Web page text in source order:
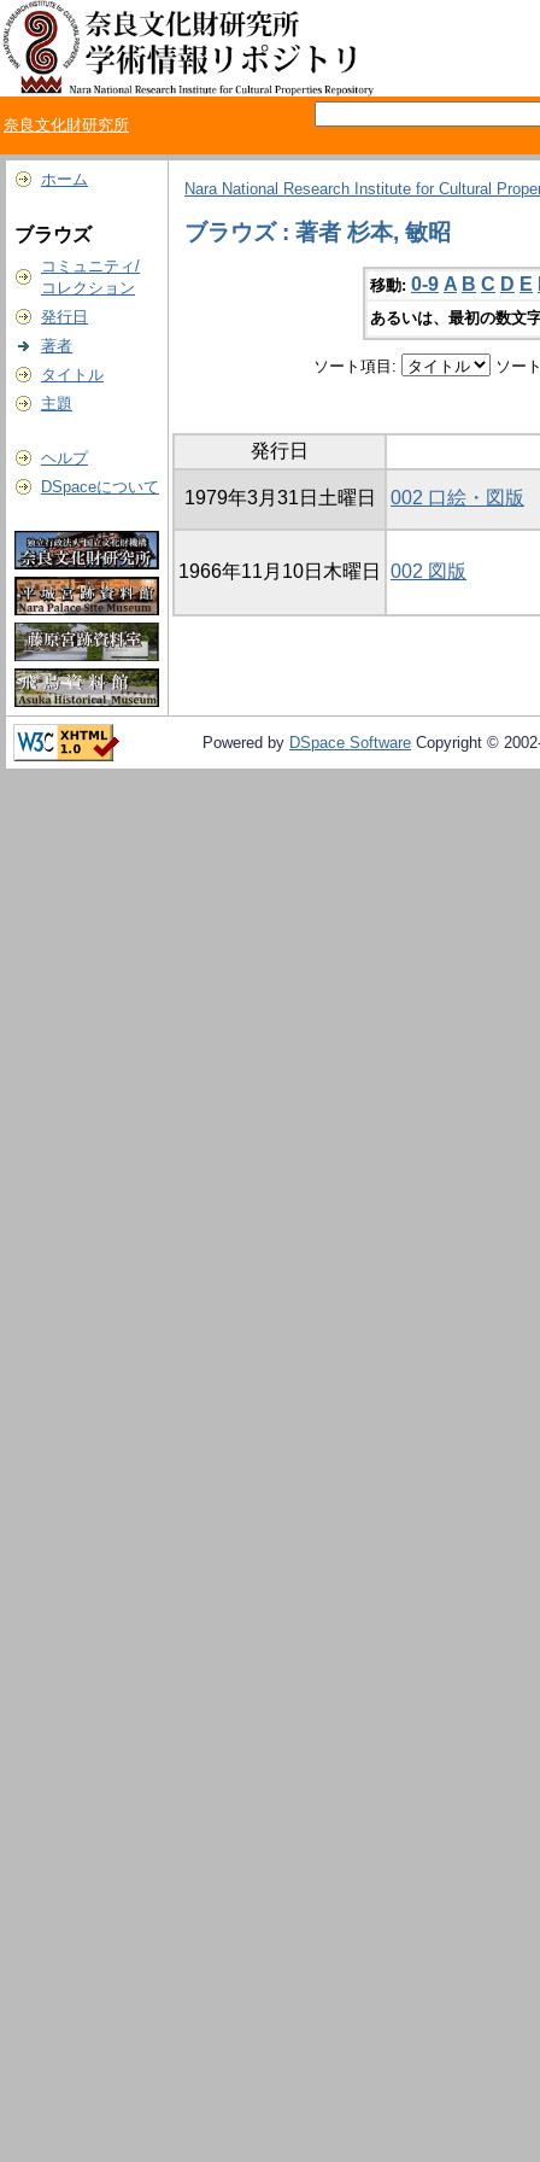
奈良文化財研究所
ホーム
ブラウズ
コミュニティ/
コレクション
発行日
著者
タイトル
主題
ヘルプ
DSpaceについて
Nara National Research Institute for Cultural
ブラウズ : 著者 杉本, 敏昭
移動: 0-9 A B C D E
あるいは、最初の数文
ソート項目: ソー
発行日
1979年3月31日土曜日 002 口絵・図版
1966年11月10日木曜日 002 図版
Powered by DSpace Software Copyright ©